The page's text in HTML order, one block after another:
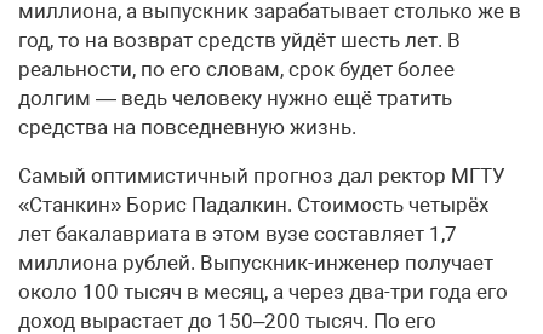
миллиона, а выпускник зарабатывает столько же в
год, то на возврат средств уйдёт шесть лет. В
реальности, по его словам, срок будет более
долгим — ведь человеку нужно ещё тратить
средства на повседневную жизнь.
Самый оптимистичный прогноз дал ректор МГТУ
«Станкин» Борис Падалкин. Стоимость четырёх
лет бакалавриата в этом вузе составляет 1,7
миллиона рублей. Выпускник-инженер получает
около 100 тысяч в месяц, а через два-три года его
доход вырастает до 150–200 тысяч. По его